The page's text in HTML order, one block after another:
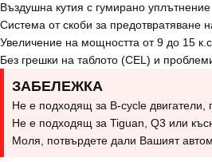
Въздушна кутия с гумирано уплътнение
Система от скоби за предотвратяване
Увеличение на мощността от 9 до 15
Без грешки на таблото (CEL) и
ЗАБЕЛЕЖКА
Не е подходящ за B-cycle
Не е подходящ за Tiguan, Q3 или
Моля, потвърдете дали Вашият